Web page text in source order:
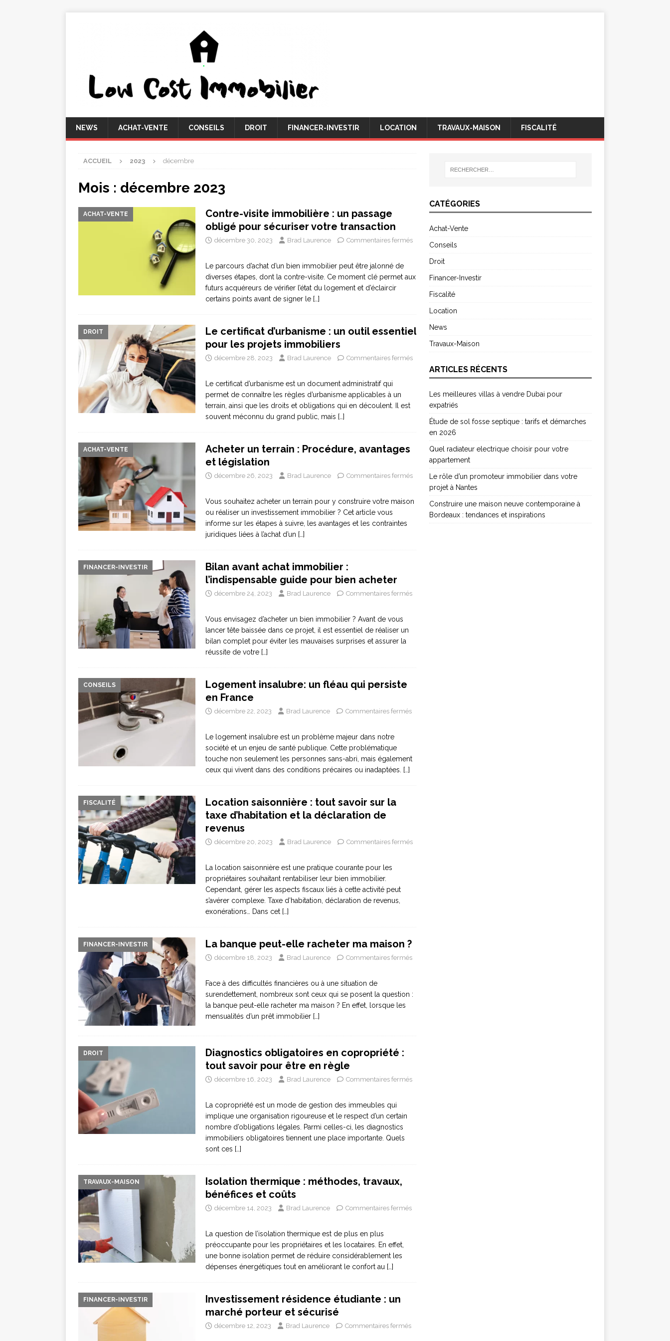
NEWS ACHAT-VENTE CONSEILS DROIT FINANCER-INVESTIR LOCATION TRAVAUX-MAISON FISCALITÉ
ACCUEIL 2023 décembre
Mois : décembre 2023
ACHAT-VENTE
Contre-visite immobilière : un passage
obligé pour sécuriser votre transaction
décembre 30, 2023 Brad Laurence Commentaires fermés
Le parcours d’achat d’un bien immobilier peut être jalonné de
diverses étapes, dont la contre-visite. Ce moment clé permet aux
futurs acquéreurs de vérifier l’état du logement et d’éclaircir
certains points avant de signer le […]
DROIT
Le certificat d’urbanisme : un outil essentiel
pour les projets immobiliers
décembre 28, 2023 Brad Laurence Commentaires fermés
Le certificat d’urbanisme est un document administratif qui
permet de connaître les règles d’urbanisme applicables à un
terrain, ainsi que les droits et obligations qui en découlent. Il est
souvent méconnu du grand public, mais […]
ACHAT-VENTE
Acheter un terrain : Procédure, avantages
et législation
décembre 26, 2023 Brad Laurence Commentaires fermés
Vous souhaitez acheter un terrain pour y construire votre maison
ou réaliser un investissement immobilier ? Cet article vous
informe sur les étapes à suivre, les avantages et les contraintes
juridiques liées à l’achat d’un […]
FINANCER-INVESTIR
Bilan avant achat immobilier :
l’indispensable guide pour bien acheter
décembre 24, 2023 Brad Laurence Commentaires fermés
Vous envisagez d’acheter un bien immobilier ? Avant de vous
lancer tête baissée dans ce projet, il est essentiel de réaliser un
bilan complet pour éviter les mauvaises surprises et assurer la
réussite de votre […]
CONSEILS
Logement insalubre: un fléau qui persiste
en France
décembre 22, 2023 Brad Laurence Commentaires fermés
Le logement insalubre est un problème majeur dans notre
société et un enjeu de santé publique. Cette problématique
touche non seulement les personnes sans-abri, mais également
ceux qui vivent dans des conditions précaires ou inadaptées.
[…]
FISCALITÉ
Location saisonnière : tout savoir sur la
taxe d’habitation et la déclaration de
revenus
décembre 20, 2023 Brad Laurence Commentaires fermés
La location saisonnière est une pratique courante pour les
propriétaires souhaitant rentabiliser leur bien immobilier.
Cependant, gérer les aspects fiscaux liés à cette activité peut
s’avérer complexe. Taxe d’habitation, déclaration de revenus,
exonérations… Dans cet […]
FINANCER-INVESTIR La banque peut-elle racheter ma maison ?
décembre 18, 2023 Brad Laurence Commentaires fermés
Face à des difficultés financières ou à une situation de
surendettement, nombreux sont ceux qui se posent la question :
la banque peut-elle racheter ma maison ? En effet, lorsque les
mensualités d’un prêt immobilier […]
DROIT
Diagnostics obligatoires en copropriété :
tout savoir pour être en règle
décembre 16, 2023 Brad Laurence Commentaires fermés
La copropriété est un mode de gestion des immeubles qui
implique une organisation rigoureuse et le respect d’un certain
nombre d’obligations légales. Parmi celles-ci, les diagnostics
immobiliers obligatoires tiennent une place importante. Quels
sont ces […]
TRAVAUX-MAISON
Isolation thermique : méthodes, travaux,
bénéfices et coûts
décembre 14, 2023 Brad Laurence Commentaires fermés
La question de l’isolation thermique est de plus en plus
préoccupante pour les propriétaires et les locataires. En effet,
une bonne isolation permet de réduire considérablement les
dépenses énergétiques tout en améliorant le confort au […]
FINANCER-INVESTIR
Investissement résidence étudiante : un
marché porteur et sécurisé
décembre 12, 2023 Brad Laurence Commentaires fermés
CATÉGORIES
Achat-Vente
Conseils
Droit
Financer-Investir
Fiscalité
Location
News
Travaux-Maison
ARTICLES RÉCENTS
Les meilleures villas à vendre Dubai pour
expatriés
Étude de sol fosse septique : tarifs et démarches
en 2026
Quel radiateur electrique choisir pour votre
appartement
Le rôle d’un promoteur immobilier dans votre
projet à Nantes
Construire une maison neuve contemporaine à
Bordeaux : tendances et inspirations